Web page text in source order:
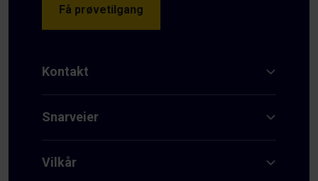
Få prøvetilgang
Kontakt
Snarveier
Vilkår